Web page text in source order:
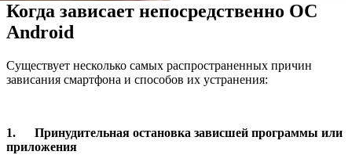
Когда зависает непосредственно ОС
Android
Существует несколько самых распространенных причин
зависания смартфона и способов их устранения:
1. Принудительная остановка зависшей программы или
приложения